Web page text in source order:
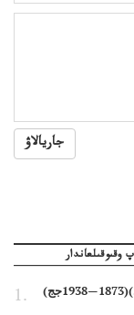
جاريالاۋ
وقىوقىلعاندار